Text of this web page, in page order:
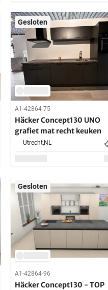
Gesloten
A1-42864-75
Häcker Concept130 UNO
grafiet mat recht keuken
Utrecht,NL
Gesloten
A1-42864-96
Häcker Concept130 - TOP